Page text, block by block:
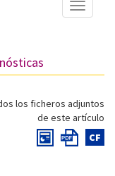
Mostrar
menú
los ficheros adjuntos
de este artículo
CF